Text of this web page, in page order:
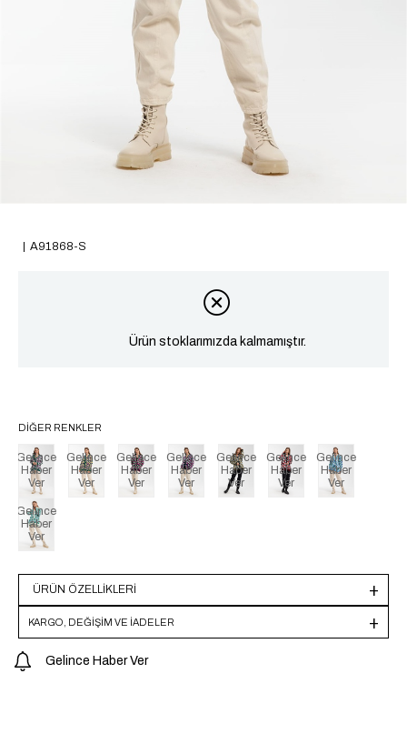
A91868-S
Ürün stoklarımızda kalmamıştır.
DIĞER RENKLER
Gelince
Haber
Ver
Gelince
Haber
Ver
Gelince
Haber
Ver
Gelince
Haber
Ver
Gelince
Haber
Ver
Gelince
Haber
Ver
Gelince
Haber
Ver
Gelince
Haber
Ver
ÜRÜN ÖZELLIKLERI
KARGO, DEĞİŞİM VE İADELER
Gelince Haber Ver